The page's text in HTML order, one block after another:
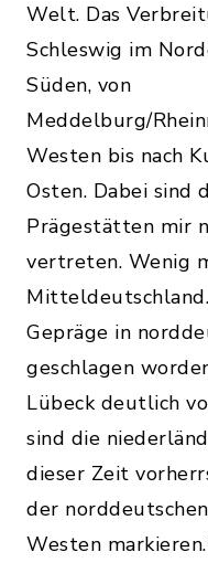
Welt. Das
Schleswig im
Süden, von
Meddelburg/
Westen bis nach
Osten. Dabei sind
Prägestätten mir
vertreten. Wenig
Gepräge in
geschlagen
Lübeck deutlich
sind die
dieser Zeit
der
Westen